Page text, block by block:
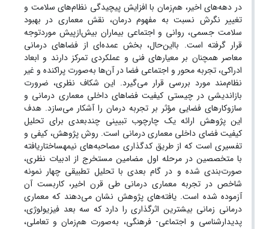
در دهه‌های اخیر، هم‌زمان با افزایش پیچیدگی نظام‌های سلامت و
تغییر نگرش نسبت به مفهوم درمان، نقش معماری در بهبود
سلامت جسمی، روانی و اجتماعی بیماران بیش‌ازپیش موردتوجه
قرار گرفته ‌است. بااین‌حال، بخش عمده‌ای از فضاهای درمانی
معاصر همچنان بر معیارهای فنی و عملکردی تمرکز دارند و ابعاد
ادراکی، تجربه محور و اجتماعی فضا در آن‌ها به‌صورت پراکنده و غیر
نظام‌مند مورد بررسی قرار می‌گیرد. این شکاف نظری، ضرورت
بازاندیشی در چیستی کیفیت فضاهای داخلی معماری درمانی و
سازوکارهای فضایی مؤثر بر تجربه درمان را آشکار می‌سازد. هدف
این پژوهش ارائه یک چارچوب تبیینی چندبعدی برای تحلیل
کیفیت فضای داخلی معماری درمانی است. روش پژوهش، کیفی و
تفسیری است که از طریق کدگذاری مصاحبه‌های نیمه­ساختاریافته
با متخصصین در مرحله اول مضامین مستخرج از ادبیات نظری،
صورت‌بندی شده و در گام بعدی با تحلیل تطبیقی چهار نمونه
شاخص در تجربه معماری درمانی طی قرن اخیر، کاربست آن
آزموده شده است. یافته‌های پژوهش نشان می‌دهند که معماری
درمانی زمانی بیشترین اثرگذاری را دارد که سه بعد فیزیولوژی،
پدیدارشناسی و اجتماعی- فرهنگی، به‌صورت هم‌زمان و تعاملی،